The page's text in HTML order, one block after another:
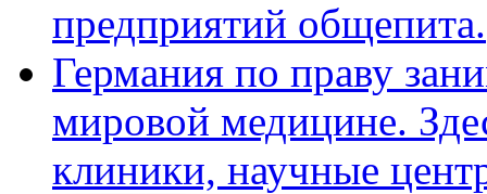
предприятий общепита.
Германия по праву
мировой медицине.
клиники, научные